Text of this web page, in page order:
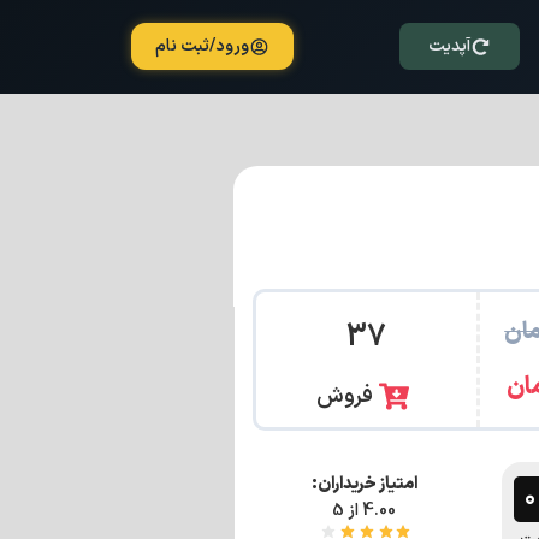
آپدیت ورود/ثبت نام
37
فروش
امتیاز خریداران:
4.00 از 5